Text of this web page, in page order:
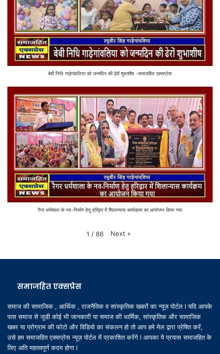
बेबी निधि गाड़ेगांवलिया को जन्मदिन की ढेरों शुभाशीष -समाजहित एक्सप्रेस
रैगर धर्मशाला के नव-निर्माण हेतु हरिद्वार में शिलान्यास कार्यक्रम का आयोजन किया गया
1 / 86 Next »
समाजहित एक्सप्रेस
समाज की सामाजिक , आर्थिक , राजनैतिक व सांस्कृतिक खबरों का न्यूज़ पोर्टल l यदि आपके
पास समाज से जुडी कोई भी जानकारी या समाज की धार्मिक, सांस्कृतिक और सामाजिक
खबर या प्रोग्राम की फोटो और विडियो का संकलन हो तो आप हमे मेल द्वारा प्रेषित करें,
उसे हम समाजहित एक्सप्रेस न्यूज़ पोर्टल में प्रकाशित करेंगे l आपका ये प्रयास समाजहित के
लिए अति महतवपूर्ण कदम होगा l